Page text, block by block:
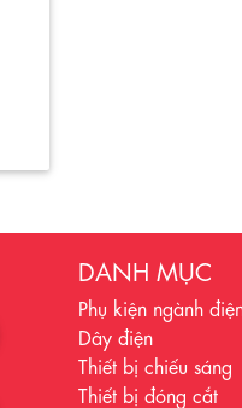
DANH MỤC
Phụ kiện ngành
Dây điện
Thiết bị chiếu sáng
Thiết bị đóng cắt